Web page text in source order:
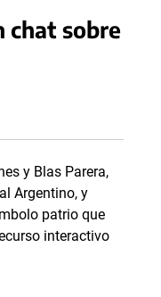
chat sobre
y Blas Parera,
Argentino, y
patrio que
interactivo